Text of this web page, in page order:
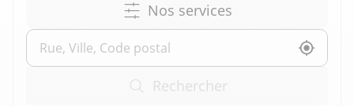
Nos services
Rechercher